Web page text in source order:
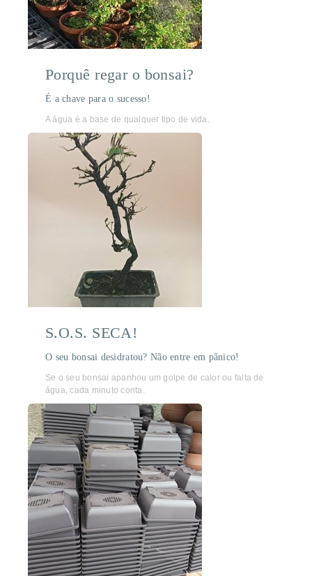
Porquê regar o bonsai?
É a chave para o sucesso!
A água é a base de qualquer tipo de vida.
S.O.S. SECA!
O seu bonsai desidratou? Não entre em pânico!
Se o seu bonsai apanhou um golpe de calor ou falta de
água, cada minuto conta.